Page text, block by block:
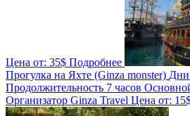
Цена от: 35$ Подробнее
Прогулка на Яхте (Ginza monster) Дни
Продолжительность 7 часов
Организатор Ginza Travel Цена от: